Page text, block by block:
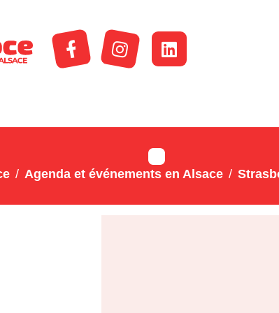
Agenda et événements en Alsace